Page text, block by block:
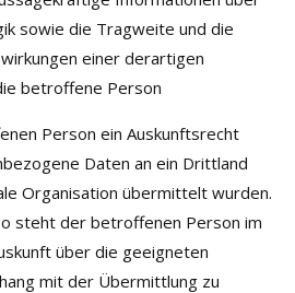
sowie die Tragweite und die
einer derartigen
betroffene Person
Person ein Auskunftsrecht
Daten an ein Drittland
Organisation übermittelt wurden.
steht der betroffenen Person im
über die geeigneten
mit der Übermittlung zu